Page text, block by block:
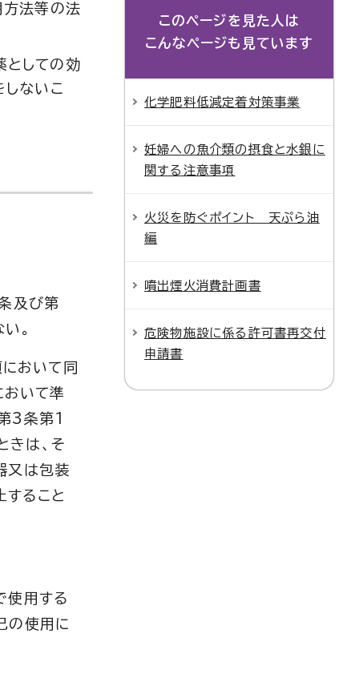
方法等の法
としての効
しないこ
及び第
。
おいて同
おいて準
3条第1
は、そ
又は包装
すること
使用する
の使用に
このページを見た人は
こんなページも見ています
化学肥料低減定着対策事業
妊婦への魚介類の摂食と水銀に
関する注意事項
火災を防ぐポイント 天ぷら油
編
噴出煙火消費計画書
危険物施設に係る許可書再交付
申請書